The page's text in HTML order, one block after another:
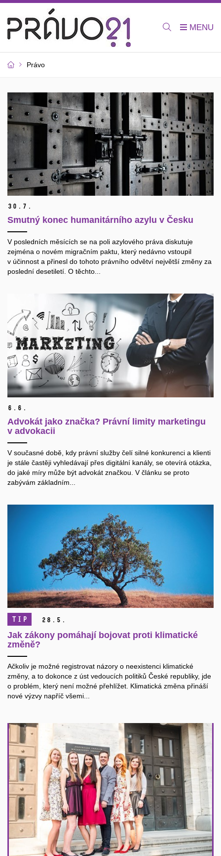
Právo
30. 7.
Smutný konec humanitárního azylu v Česku
V posledních měsících se na poli azylového práva diskutuje
zejména o novém migračním paktu, který nedávno vstoupil
v účinnost a přinesl do tohoto právního odvětví největší změny za
poslední desetiletí. O těchto...
6. 6.
Advokát jako značka? Právní limity marketingu
v advokacii
V současné době, kdy právní služby čelí silné konkurenci a klienti
je stále častěji vyhledávají přes digitální kanály, se otevírá otázka,
do jaké míry může být advokát značkou. V článku se proto
zabývám základním...
TIP 28. 5.
Jak zákony pomáhají bojovat proti klimatické
změně?
Ačkoliv je možné registrovat názory o neexistenci klimatické
změny, a to dokonce z úst vedoucích politiků České republiky, jde
o problém, který není možné přehlížet. Klimatická změna přináší
nové výzvy napříč všemi...